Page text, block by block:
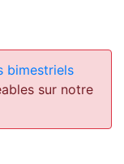
bimestriels
sur notre